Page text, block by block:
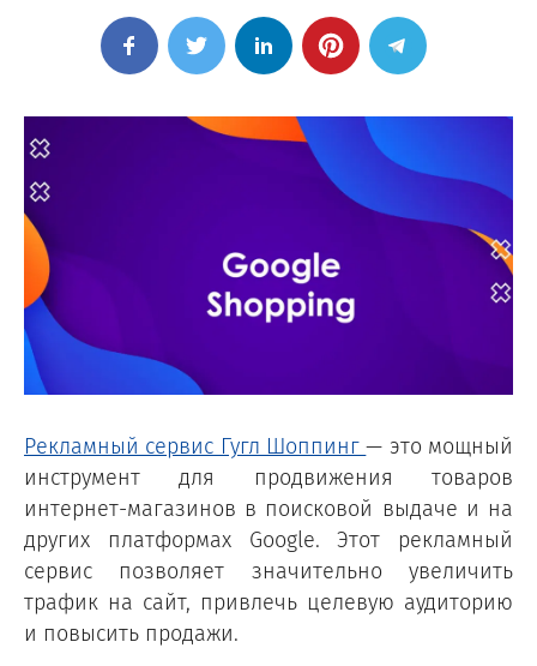
Рекламный сервис Гугл Шоппинг— это мощный
инструмент для продвижения товаров
интернет-магазинов в поисковой выдаче и на
других платформах Google. Этот рекламный
сервис позволяет значительно увеличить
трафик на сайт, привлечь целевую аудиторию
и повысить продажи.